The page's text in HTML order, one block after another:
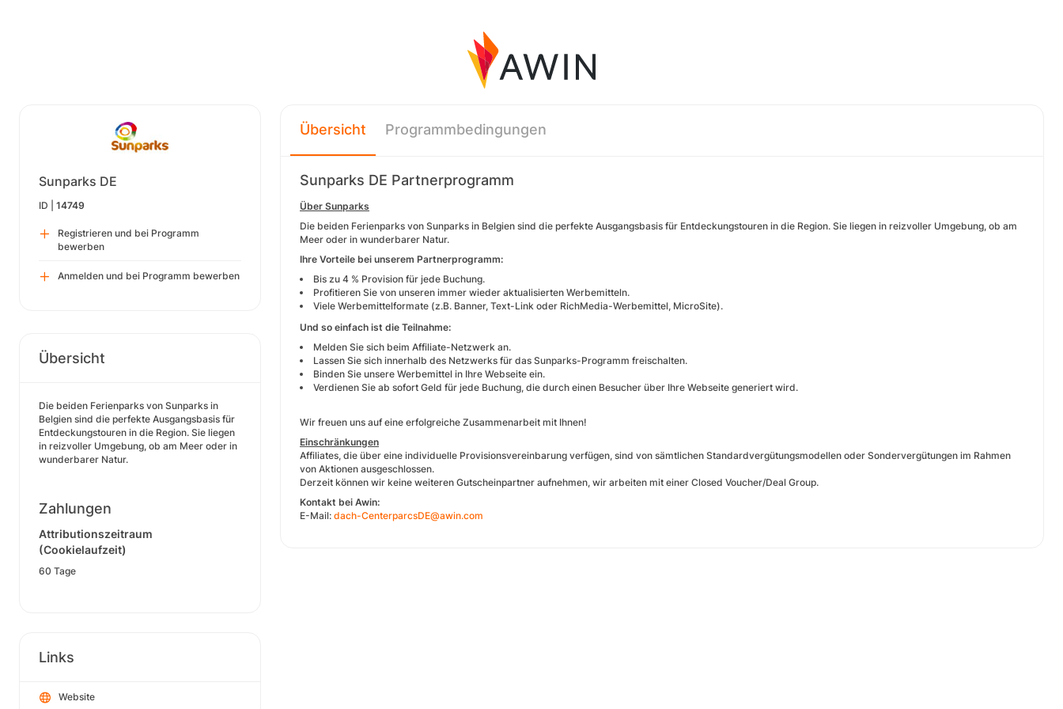
Sunparks DE
ID | 14749
Registrieren und bei Programm
bewerben
Anmelden und bei Programm bewerben
Übersicht
Die beiden Ferienparks von Sunparks in
Belgien sind die perfekte Ausgangsbasis für
Entdeckungstouren in die Region. Sie liegen
in reizvoller Umgebung, ob am Meer oder in
wunderbarer Natur.
Zahlungen
Attributionszeitraum
(Cookielaufzeit)
60 Tage
Links
Website
Übersicht Programmbedingungen
Sunparks DE Partnerprogramm
Über Sunparks
Die beiden Ferienparks von Sunparks in Belgien sind die perfekte Ausgangsbasis für Entdeckungstouren in die Region. Sie liegen in reizvoller Umgebung, ob am
Meer oder in wunderbarer Natur.
Ihre Vorteile bei unserem Partnerprogramm:
Bis zu 4 % Provision für jede Buchung.
Profitieren Sie von unseren immer wieder aktualisierten Werbemitteln.
Viele Werbemittelformate (z.B. Banner, Text-Link oder RichMedia-Werbemittel, MicroSite).
Und so einfach ist die Teilnahme:
Melden Sie sich beim Affiliate-Netzwerk an.
Lassen Sie sich innerhalb des Netzwerks für das Sunparks-Programm freischalten.
Binden Sie unsere Werbemittel in Ihre Webseite ein.
Verdienen Sie ab sofort Geld für jede Buchung, die durch einen Besucher über Ihre Webseite generiert wird.
Wir freuen uns auf eine erfolgreiche Zusammenarbeit mit Ihnen!
Einschränkungen
Affiliates, die über eine individuelle Provisionsvereinbarung verfügen, sind von sämtlichen Standardvergütungsmodellen oder Sondervergütungen im Rahmen
von Aktionen ausgeschlossen.
Derzeit können wir keine weiteren Gutscheinpartner aufnehmen, wir arbeiten mit einer Closed Voucher/Deal Group.
Kontakt bei Awin:
E-Mail: dach-CenterparcsDE@awin.com